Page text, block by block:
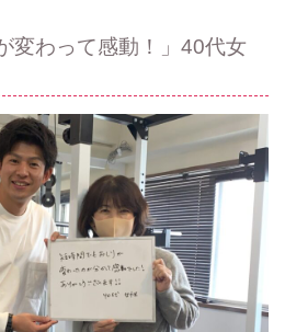
変わって感動！」40代女